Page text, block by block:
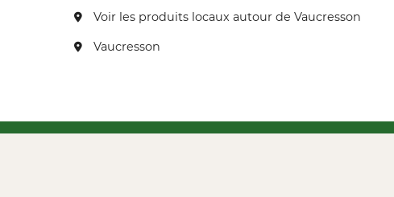
Voir les produits locaux autour de Vaucresson
Vaucresson